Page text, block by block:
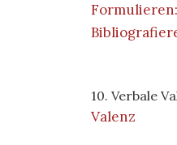
10. Verbale
Valenz